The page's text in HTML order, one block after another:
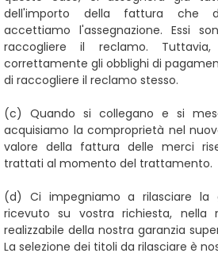
dell'importo della fattura che
accettiamo l'assegnazione. Essi
raccogliere il reclamo.
correttamente gli obblighi di
di raccogliere il reclamo stesso.
(c) Quando si collegano e si
acquisiamo la comproprietà nel
valore della fattura delle merci
trattati al momento del trattamento.
(d) Ci impegniamo a rilasciare la
ricevuto su vostra richiesta,
realizzabile della nostra garanzia
La selezione dei titoli da rilasciare è